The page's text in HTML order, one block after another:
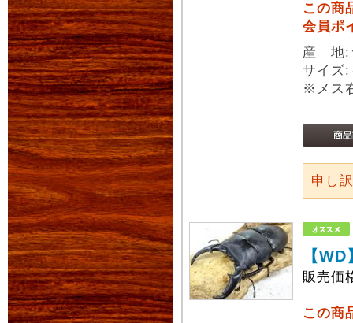
この商
会員ポ
産 地:
サイ
※メス
申し
【
販売価
この商